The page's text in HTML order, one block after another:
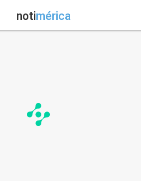
notimérica